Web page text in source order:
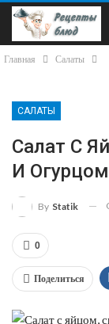
Главная Салаты
САЛАТЫ
Салат С
И Огурцом
By Statik
0
Поделиться